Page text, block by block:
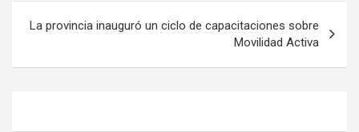
La provincia inauguró un ciclo de capacitaciones sobre
Movilidad Activa